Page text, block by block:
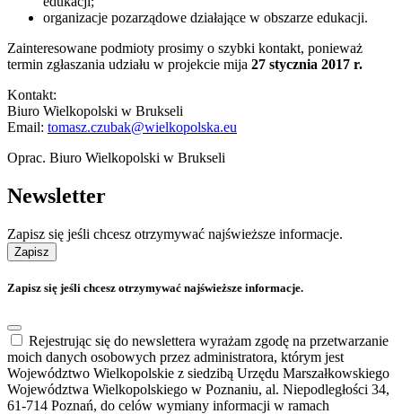
organizacje pozarządowe działające w obszarze edukacji.
Zainteresowane podmioty prosimy o szybki kontakt, ponieważ
termin zgłaszania udziału w projekcie mija 27 stycznia 2017 r.
Kontakt:
Biuro Wielkopolski w Brukseli
Email: tomasz.czubak@wielkopolska.eu
Oprac. Biuro Wielkopolski w Brukseli
Newsletter
Zapisz się jeśli chcesz otrzymywać najświeższe informacje.
Zapisz
Zapisz się jeśli chcesz otrzymywać najświeższe informacje.
Rejestrując się do newslettera wyrażam zgodę na przetwarzanie
moich danych osobowych przez administratora, którym jest
Województwo Wielkopolskie z siedzibą Urzędu Marszałkowskiego
Województwa Wielkopolskiego w Poznaniu, al. Niepodległości 34,
61-714 Poznań, do celów wymiany informacji w ramach